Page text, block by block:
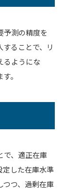
予測の精度を
ることで、リ
るようにな
。
で、適正在庫
定した在庫水準
つつ、過剰在庫